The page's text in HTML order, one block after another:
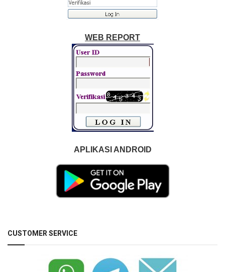
WEB REPORT
APLIKASI ANDROID
CUSTOMER SERVICE